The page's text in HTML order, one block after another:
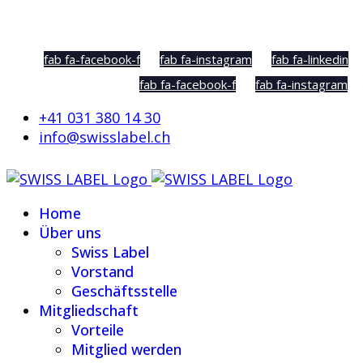
fab fa-facebook-f fab fa-instagram
fab fa-linkedin
fab fa-facebook-f
fab fa-instagram
+41 031 380 14 30
info@swisslabel.ch
Home
Über uns
Swiss Label
Vorstand
Geschäftsstelle
Mitgliedschaft
Vorteile
Mitglied werden